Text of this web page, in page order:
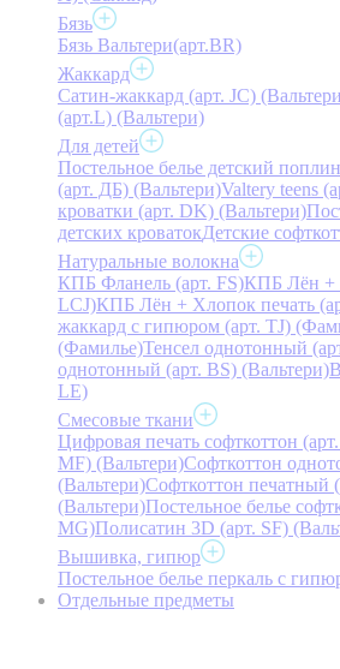
Бязь
Бязь Вальтери(арт.BR)
Жаккард
Сатин-жаккард (арт. JC)
(арт.L) (Вальтери)
Для детей
Постельное белье детский
(арт. ДБ) (Вальтери)Valtery teens
кроватки (арт. DK) (Вальтери)
детских кроватокДетские
Натуральные волокна
КПБ Фланель (арт. FS)КПБ Лён +
LCJ)КПБ Лён + Хлопок печать
жаккард с гипюром (арт. TJ)
(Фамилье)Тенсел однотонный
однотонный (арт. BS) (Вальтери)
LE)
Смесовые ткани
Цифровая печать софткоттон
MF) (Вальтери)Софткоттон
(Вальтери)Софткоттон печатный
(Вальтери)Постельное белье
MG)Полисатин 3D (арт. SF)
Вышивка, гипюр
Постельное белье перкаль с
Отдельные предметы